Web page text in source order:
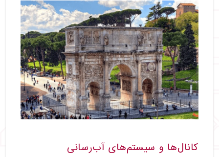
کانال‌ها و سیستم‌های آب‌رسانی